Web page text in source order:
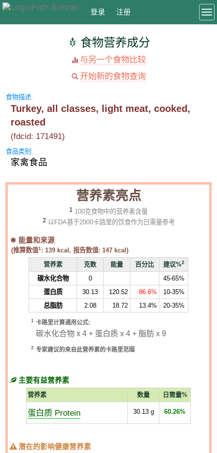
登录 注册
食物营养成分
与另一个食物比较
开始新的食物查询
食物描述:
Turkey, all classes, light meat, cooked,
roasted
(fdcid: 171491)
食品类别:
家禽食品
营养素亮点
1 100克食物中的营养素含量
2 以FDA基于2000卡路里的饮食作为日需量参考
能量和来源
(推算数值1 :139 kcal, 报告数值:147 kcal)
营养素
克数 能量 百分比 建议%2
碳水化合物 0
45-65%
蛋白质
30.13 120.52 86.6%
10-35%
总脂肪
2.08 18.72 13.4% 20-35%
1 卡路里计算通用公式:
碳水化合物 x 4 + 蛋白质 x 4 + 脂肪 x 9
2 专家建议的来自此营养素的卡路里范围
主要有益营养素
营养素 数量 日需量%
蛋白质 Protein 30.13g 60.26%
潜在的影响健康营养素